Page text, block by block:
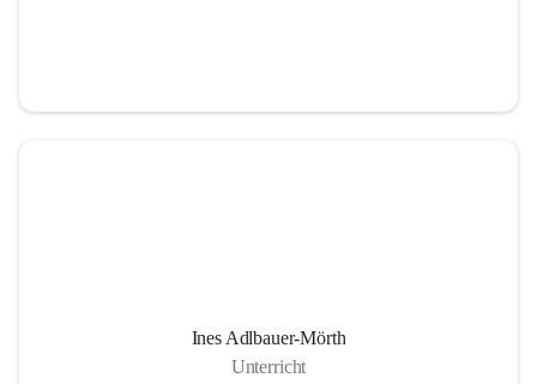
Ines Adlbauer-Mörth
Unterricht